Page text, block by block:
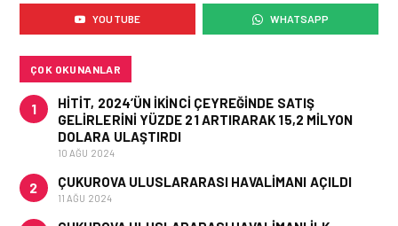
AIR ASTANA’DAN 2026
YILI İLK YARI FINANSAL
VE OPERASYONEL
YOUTUBE WHATSAPP
ÇOK OKUNANLAR
1
HITIT, 2024’ÜN IKINCI ÇEYREĞINDE SATIŞ
GELIRLERINI YÜZDE 21 ARTIRARAK 15,2 MILYON
DOLARA ULAŞTIRDI
10 AĞU 2024
2 ÇUKUROVA ULUSLARARASI HAVALIMANI AÇILDI
11 AĞU 2024